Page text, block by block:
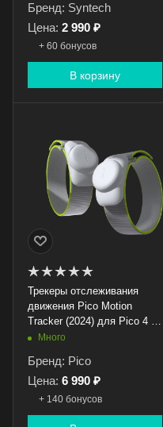
Бренд: Syntech
Цена: 2 990 ₽
+ 60 бонусов
В корзину
Трекеры отслеживания
движения Pico Motion
Tracker (2024) для Pico 4 /
Pico 4 Pro / Pico 4 Ultra
Много
Бренд: Pico
Цена: 6 990 ₽
+ 140 бонусов